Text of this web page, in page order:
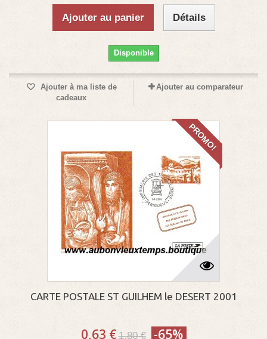
Ajouter au panier Détails
Disponible
Ajouter à ma liste de
cadeaux
Ajouter au comparateur
PROMO!
CARTE POSTALE ST GUILHEM le DESERT 2001
0,63 € 1,80 € -65%